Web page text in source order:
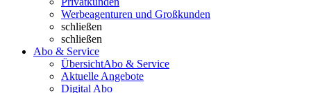
Werbeagenturen und Großkunden
schließen
schließen
Abo & Service
ÜbersichtAbo & Service
Aktuelle Angebote
Digital Abo